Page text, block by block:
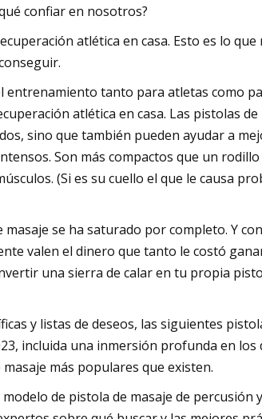
confiar en nosotros?
atlética en casa. Esto es lo
entrenamiento tanto para atletas como
atlética en casa. Las pistolas
sino que también pueden ayudar a
Son más compactos que un
(Si es su cuello el que le causa
se ha saturado por completo. Y
valen el dinero que tanto le costó
una sierra de calar en tu propia
y listas de deseos, las siguientes
incluida una inmersión profunda en
más populares que existen.
de pistola de masaje de percusión